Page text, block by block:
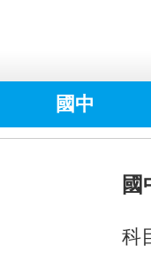
國中
國
科